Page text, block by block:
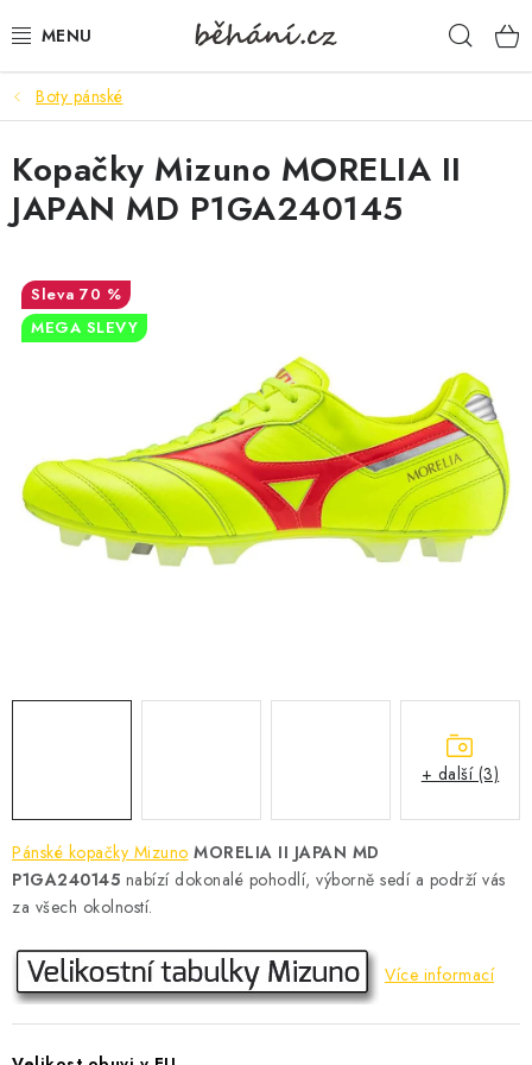
na
BOTY PÁNSKÉ
BOTY DÁMSKÉ
PÁNSKÉ OBLEČENÍ
DÁMSKÉ OBLEČENÍ
DOPLŇKY
VELIKOSTNÍ TABULKY
KONTAKT
MEGA SLEVY
NOVINKY
NOVINKY MIZUNO
NOVINKY INOV-8
Boty pánské
Pánské kopačky Mizuno MORELIA II JAPAN MD
P1GA240145 nabízí dokonalé pohodlí, výborně sedí a podrží vás
za všech okolností.
Více informací
Kopačky Mizuno MORELIA II
JAPAN MD P1GA240145
70 %
MEGA SLEVY
+ další (3)